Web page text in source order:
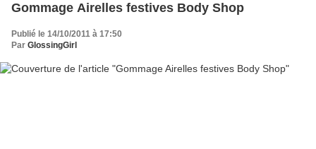
Gommage Airelles festives Body Shop
Publié le 14/10/2011 à 17:50
Par GlossingGirl